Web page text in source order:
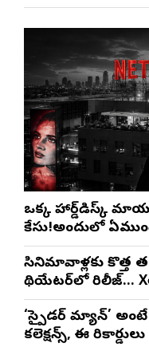
ఒక్క హార్డ్‌డిస్క్
కేసు!అందులో
సినిమావాళ్లకు కొత్త
థియేటర్‌లో రిలీజ్…
‘స్పైడర్ మ్యాన్’
కలెక్షన్స్, ఈ